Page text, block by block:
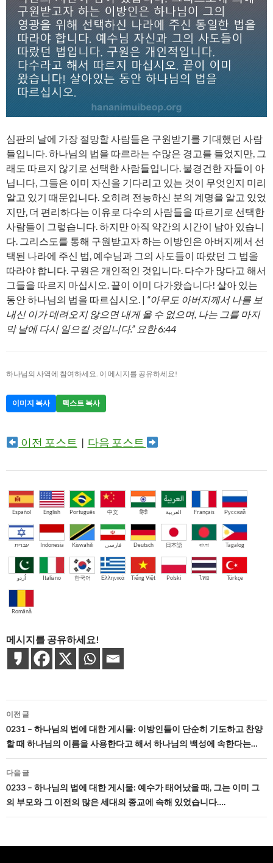
심판의 날에 가장 절망할 사람들은 구원받기를 기대했던 사람
들입니다. 하나님의 법을 따르라는 수많은 경고를 들었지만, 그
래도 따르지 않기로 선택한 사람들입니다. 불경건한 자들이 아
닙니다, 그들은 이미 자신을 기다리고 있는 것이 무엇인지 미리
알고 있기 때문입니다. 오히려 전능하신 분의 계명을 알고 있었
지만, 더 편리하다는 이유로 다수의 사람들을 따르기로 선택한
사람들이 그렇습니다. 하지만 아직 약간의 시간이 남아 있습니
다. 그리스도를 통해 구원받고자 하는 이방인은 아버지께서 선
택된 나라에 주신 법, 예수님과 그의 사도들이 따랐던 그 법을
따라야 합니다. 구원은 개인적인 것입니다. 다수가 많다고 해서
그들을 따르지 마십시오. 끝이 이미 다가왔습니다! 살아 있는
동안 하나님의 법을 따르십시오. | “아무도 아버지께서 나를 보
내신 이가 데려오지 않으면 내게 올 수 없으며, 나는 그를 마지
막 날에 다시 일으킬 것입니다.” 요한 6:44
하나님의 사역에 참여하세요. 이 메시지를 공유하세요!
이미지 복사 텍스트 복사
이전 포스트 | 다음 포스트
Español English Português 中文 हिंदी العربية Français Русский
עברית Indonesia Kiswahili فارسی Deutsch 日本語 বাংলা Tagalog
اُردو Italiano 한국어 Ελληνικά Tiếng Việt Polski ไทย Türkçe
Română
메시지를 공유하세요!
글
네
비
게
이
션
이전 글
0231 – 하나님의 법에 대한 게시물: 이방인들이 단순히 기도하고 찬양
할 때 하나님의 이름을 사용한다고 해서 하나님의 백성에 속한다는…
다음 글
0233 – 하나님의 법에 대한 게시물: 예수가 태어났을 때, 그는 이미 그
의 부모와 그 이전의 많은 세대의 종교에 속해 있었습니다….